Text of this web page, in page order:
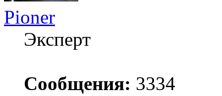
Pioner
Эксперт
Сообщения: 3334